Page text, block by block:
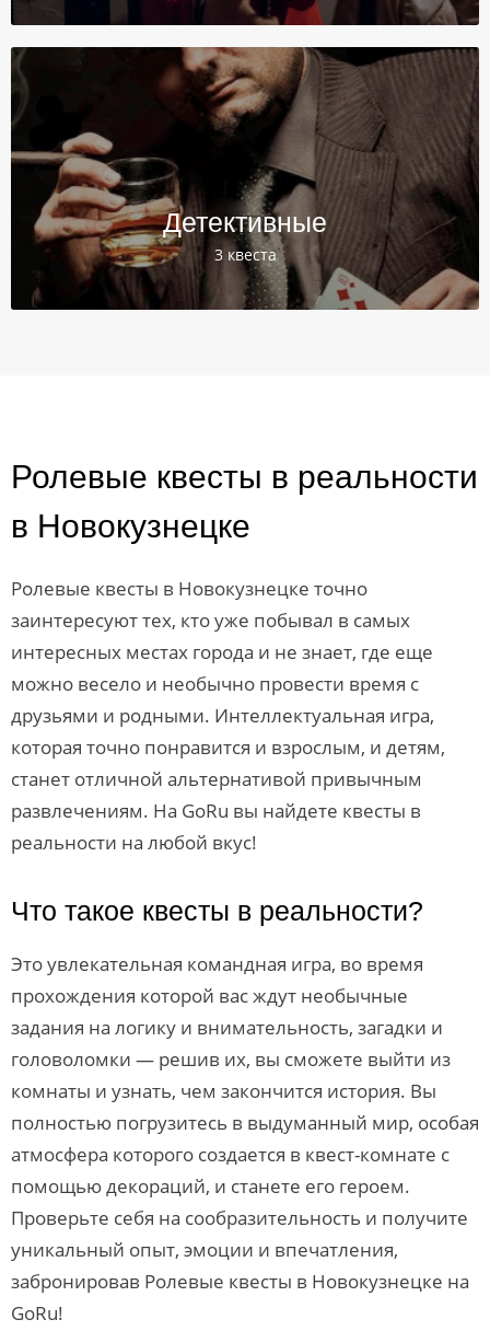
Детективные
3 квеста
Ролевые квесты в реальности
в Новокузнецке
Ролевые квесты в Новокузнецке точно
заинтересуют тех, кто уже побывал в самых
интересных местах города и не знает, где еще
можно весело и необычно провести время с
друзьями и родными. Интеллектуальная игра,
которая точно понравится и взрослым, и детям,
станет отличной альтернативой привычным
развлечениям. На GoRu вы найдете квесты в
реальности на любой вкус!
Что такое квесты в реальности?
Это увлекательная командная игра, во время
прохождения которой вас ждут необычные
задания на логику и внимательность, загадки и
головоломки — решив их, вы сможете выйти из
комнаты и узнать, чем закончится история. Вы
полностью погрузитесь в выдуманный мир, особая
атмосфера которого создается в квест-комнате с
помощью декораций, и станете его героем.
Проверьте себя на сообразительность и получите
уникальный опыт, эмоции и впечатления,
забронировав Ролевые квесты в Новокузнецке на
GoRu!